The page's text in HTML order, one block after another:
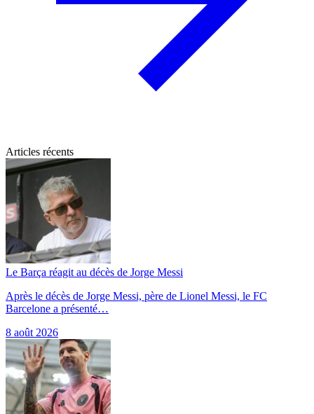
Articles récents
Le Barça réagit au décès de Jorge Messi
Après le décès de Jorge Messi, père de Lionel Messi, le FC
Barcelone a présenté…
8 août 2026